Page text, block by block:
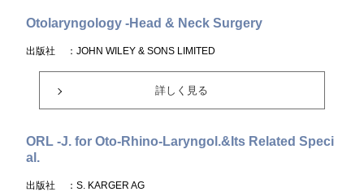
Otolaryngology -Head & Neck Surgery
出版社 ：JOHN WILEY & SONS LIMITED
詳しく見る
ORL -J. for Oto-Rhino-Laryngol.&Its Related Speci
al.
出版社 ：S. KARGER AG